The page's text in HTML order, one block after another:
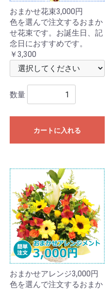
おまかせ花束3,000円
色を選んで注文するおまか
せ花束です。お誕生日、記
念日におすすめです。
￥3,300
数量
カートに入れる
おまかせアレンジ3,000円
色を選んで注文するおまか